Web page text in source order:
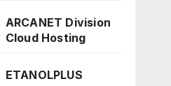
ARCANET Division
Cloud Hosting
ETANOLPLUS